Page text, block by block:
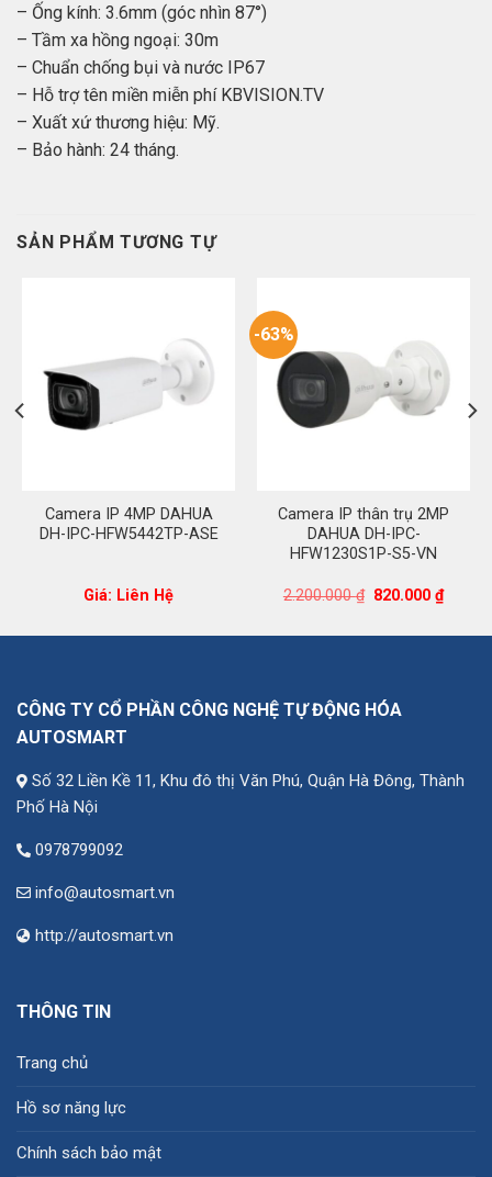
– Ống kính: 3.6mm (góc nhìn 87°)
– Tầm xa hồng ngoại: 30m
– Chuẩn chống bụi và nước IP67
– Hỗ trợ tên miền miễn phí KBVISION.TV
– Xuất xứ thương hiệu: Mỹ.
– Bảo hành: 24 tháng.
SẢN PHẨM TƯƠNG TỰ
Camera IP 4MP DAHUA
DH-IPC-HFW5442TP-ASE
Giá: Liên Hệ
-63%
Camera IP thân trụ 2MP
DAHUA DH-IPC-
HFW1230S1P-S5-VN
2.200.000₫ Giá
2.200.000 ₫.
820.000₫Giá
hiện
là:
CÔNG TY CỔ PHẦN CÔNG NGHỆ TỰ ĐỘNG HÓA
AUTOSMART
Số 32 Liền Kề 11, Khu đô thị Văn Phú, Quận Hà Đông, Thành
Phố Hà Nội
0978799092
info@autosmart.vn
http://autosmart.vn
THÔNG TIN
Trang chủ
Hồ sơ năng lực
Chính sách bảo mật